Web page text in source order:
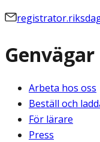
Genvägar
Arbeta hos oss
Beställ och
För lärare
Press